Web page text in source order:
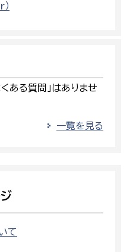
ある質問」はありませ
一覧を見る
て